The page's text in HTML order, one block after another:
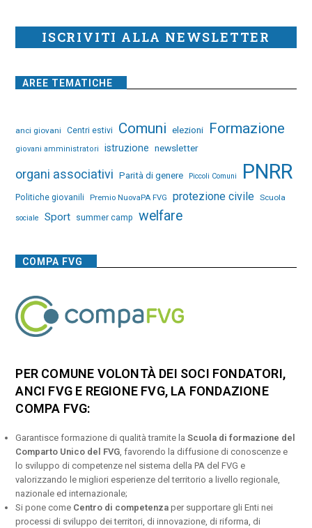
ISCRIVITI ALLA NEWSLETTER
AREE TEMATICHE
anci giovani Centri estivi Comuni elezioni Formazione
giovani amministratori istruzione newsletter
organi associativi Parità di genere Piccoli Comuni PNRR
Politiche giovanili Premio NuovaPA FVG protezione civile Scuola
sociale Sport summer camp welfare
COMPA FVG
PER COMUNE VOLONTÀ DEI SOCI FONDATORI,
ANCI FVG E REGIONE FVG, LA FONDAZIONE
COMPA FVG:
Garantisce formazione di qualità tramite laScuola di formazione del
Comparto Unico del FVG , favorendo la diffusione di conoscenze e
lo sviluppo di competenze nel sistema della PA del FVG e
valorizzando le migliori esperienze del territorio a livello regionale,
nazionale ed internazionale;
Si pone come Centro di competenza per supportare gli Enti nei
processi di sviluppo dei territori, di innovazione, di riforma, di